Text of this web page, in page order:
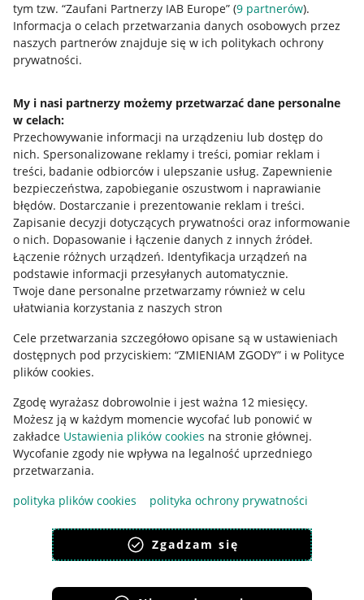
tym tzw. “Zaufani Partnerzy IAB Europe” (9 partnerów).
Informacja o celach przetwarzania danych osobowych przez
naszych partnerów znajduje się w ich politykach ochrony
prywatności.
My i nasi partnerzy możemy przetwarzać dane personalne
w celach:
Przechowywanie informacji na urządzeniu lub dostęp do
nich. Spersonalizowane reklamy i treści, pomiar reklam i
treści, badanie odbiorców i ulepszanie usług. Zapewnienie
bezpieczeństwa, zapobieganie oszustwom i naprawianie
błędów. Dostarczanie i prezentowanie reklam i treści.
Zapisanie decyzji dotyczących prywatności oraz informowanie
o nich. Dopasowanie i łączenie danych z innych źródeł.
Łączenie różnych urządzeń. Identyfikacja urządzeń na
podstawie informacji przesyłanych automatycznie.
Twoje dane personalne przetwarzamy również w celu
ułatwiania korzystania z naszych stron
Cele przetwarzania szczegółowo opisane są w ustawieniach
dostępnych pod przyciskiem: “ZMIENIAM ZGODY” i w Polityce
plików cookies.
Zgodę wyrażasz dobrowolnie i jest ważna 12 miesięcy.
Możesz ją w każdym momencie wycofać lub ponowić w
zakładce Ustawienia plików cookies na stronie głównej.
Wycofanie zgody nie wpływa na legalność uprzedniego
przetwarzania.
polityka plików cookies
polityka ochrony prywatności
Zgadzam się
Przydatne informacje
Jak to działa
Allegro Gadane dla sprzedających
Allegro Gadane dla kupujących
Mapa miejscowości
Informacje prawne
Regulamin
Polityka plików "cookies"
Ustawienia plików "cookies"
Udostępnianie lokalizacji
Informacje dla Aktu o Usługach Cyfrowych
Pobierz aplikację